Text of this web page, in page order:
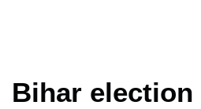
Bihar election